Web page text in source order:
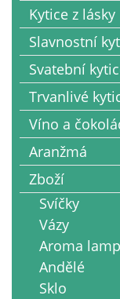
Kytice z lásky
Slavnostní
Svatební
Trvanlivé
Víno a
Aranžmá
Zboží
Svíčky
Vázy
Aroma
Andělé
Sklo